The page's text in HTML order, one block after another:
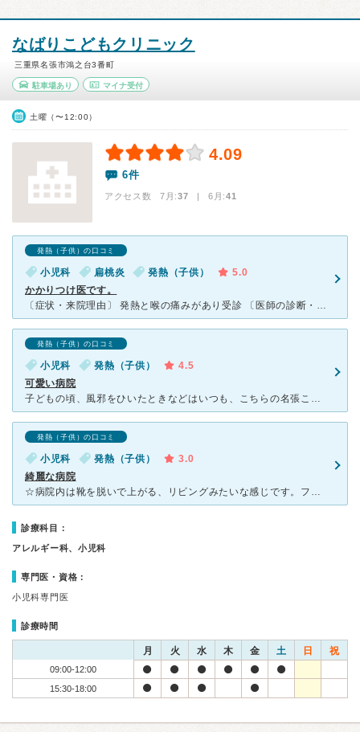
なばりこどもクリニック
三重県名張市鴻之台3番町
駐車場あり マイナ受付
土曜（〜12:00）
4.09
6件
アクセス数 7月:37 | 6月:41
発熱（子供）の口コミ
小児科 扁桃炎 発熱（子供）
5.0
かかりつけ医です。
〔症状・来院理由〕 発熱と喉の痛みがあり受診 〔医師の診断・治療法〕 扁桃腺が腫れておりその為の発熱で抗生剤を炎症を抑える薬が処方されました。 〔費用・待ち時間〕 費用は
発熱（子供）の口コミ
小児科 発熱（子供）
4.5
可愛い病院
子どもの頃、風邪をひいたときなどはいつも、こちらの名張こどもクリニックに通っていました。 外観はあまり病院らしくなく、かわいいお家という感じで、こどもでも、あまり抵抗なく入れるんじゃないかなあ？とお
発熱（子供）の口コミ
小児科 発熱（子供）
3.0
綺麗な病院
☆病院内は靴を脱いで上がる、リビングみたいな感じです。フローリングで赤ちゃんがハイハイしたりしても、衛生面でさほど神経質にならなくて良いとおもいます。携帯で予約を入れて、何人待ちかを確認できますので、
診療科目：
アレルギー科、小児科
専門医・資格：
小児科専門医
診療時間
月 火 水 木 金 土 日 祝
09:00-12:00
15:30-18:00